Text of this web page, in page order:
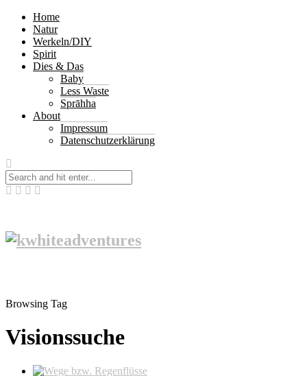
Home
Natur
Werkeln/DIY
Spirit
Dies & Das
Baby
Less Waste
Sprāhha
About
Impressum
Datenschutzerklärung
Browsing Tag
Visionssuche